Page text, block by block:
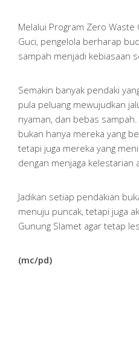
Melalui Program Zero Waste
Guci, pengelola berharap
sampah menjadi kebiasaan
Semakin banyak pendaki
pula peluang mewujudkan
nyaman, dan bebas
bukan hanya mereka yang
tetapi juga mereka yang
dengan menjaga kelestarian
Jadikan setiap pendakian
menuju puncak, tetapi juga
Gunung Slamet agar tetap
(mc/pd)